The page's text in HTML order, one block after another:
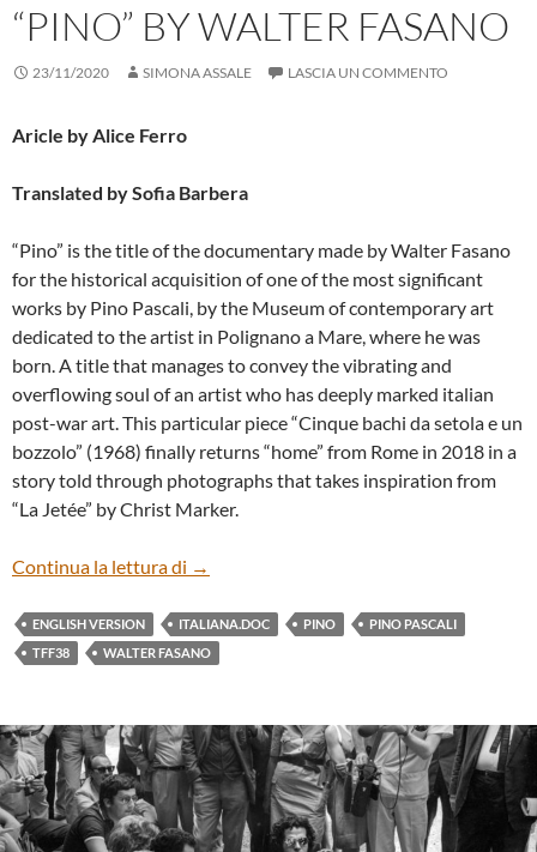
“PINO” BY WALTER FASANO
23/11/2020 SIMONA ASSALE LASCIA UN COMMENTO
Aricle by Alice Ferro
Translated by Sofia Barbera
“Pino” is the title of the documentary made by Walter Fasano
for the historical acquisition of one of the most significant
works by Pino Pascali, by the Museum of contemporary art
dedicated to the artist in Polignano a Mare, where he was
born. A title that manages to convey the vibrating and
overflowing soul of an artist who has deeply marked italian
post-war art. This particular piece “Cinque bachi da setola e un
bozzolo” (1968) finally returns “home” from Rome in 2018 in a
story told through photographs that takes inspiration from
“La Jetée” by Christ Marker.
Continua la lettura di “PINO” BY WALTER FASANO
→
ENGLISH VERSION ITALIANA.DOC PINO
PINO PASCALI
TFF38
WALTER FASANO